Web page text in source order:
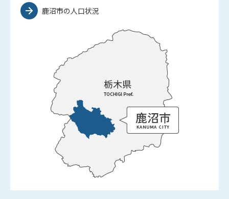
鹿沼市の人口状況